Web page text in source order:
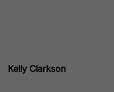
Kelly Clarkson